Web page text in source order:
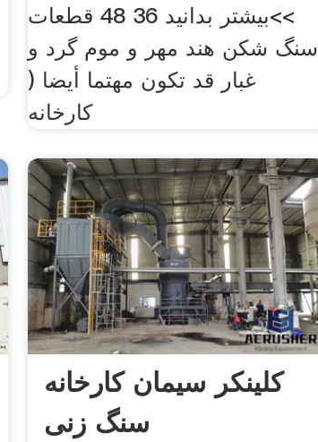
>>بیشتر بدانید 36 48 قطعات
سنگ شکن هند مهر و موم گرد و
غبار قد تكون مهتما أيضا (
کارخانه
کلینکر سیمان کارخانه
سنگ زنی